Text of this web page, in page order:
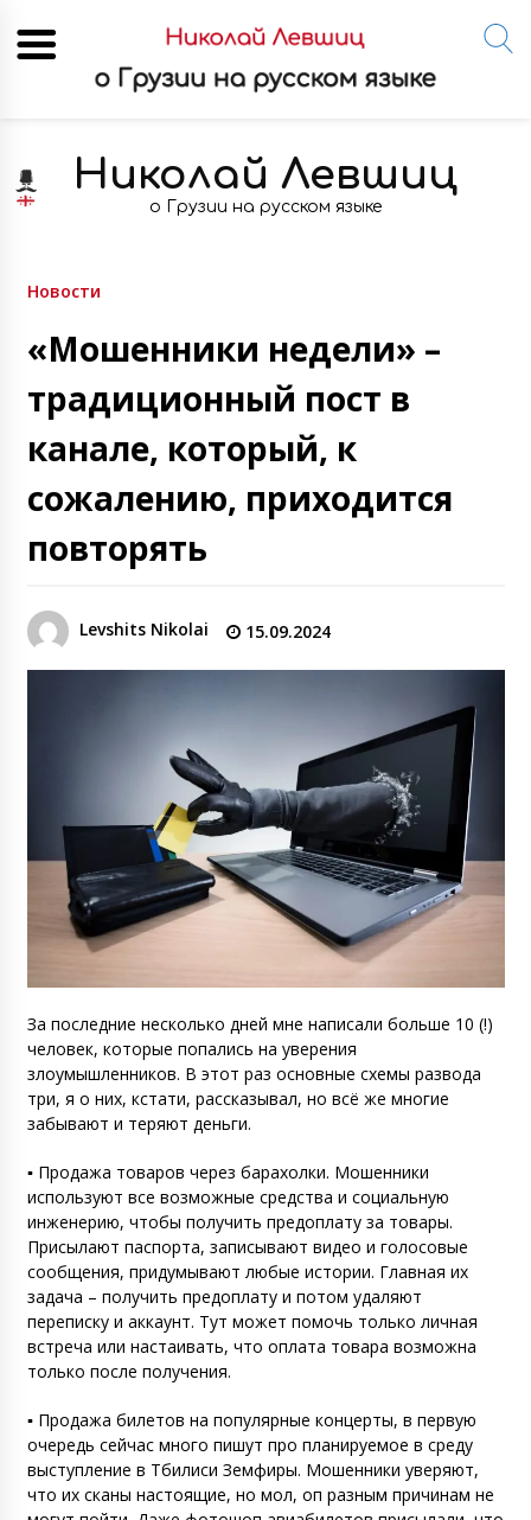
content
Николай Левшиц
о Грузии на русском языке
Новости
«Мошенники недели» –
традиционный пост в
канале, который, к
сожалению, приходится
повторять
Levshits Nikolai 15.09.2024
За последние несколько дней мне написали больше 10 (!)
человек, которые попались на уверения
злоумышленников. В этот раз основные схемы развода
три, я о них, кстати, рассказывал, но всё же многие
забывают и теряют деньги.
▪️ Продажа товаров через барахолки. Мошенники
используют все возможные средства и социальную
инженерию, чтобы получить предоплату за товары.
Присылают паспорта, записывают видео и голосовые
сообщения, придумывают любые истории. Главная их
задача – получить предоплату и потом удаляют
переписку и аккаунт. Тут может помочь только личная
встреча или настаивать, что оплата товара возможна
только после получения.
▪️ Продажа билетов на популярные концерты, в первую
очередь сейчас много пишут про планируемое в среду
выступление в Тбилиси Земфиры. Мошенники уверяют,
что их сканы настоящие, но мол, оп разным причинам не